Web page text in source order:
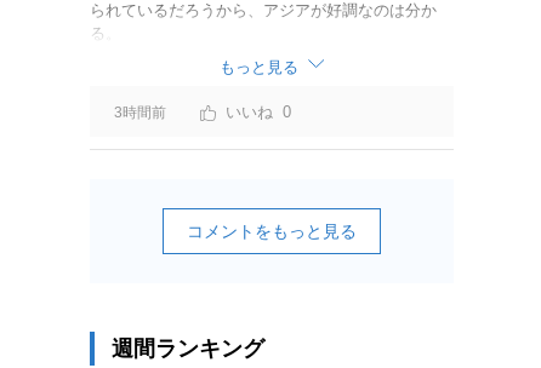
られているだろうから、アジアが好調なのは分か
る。
もっと見る
3時間前 0
コメントをもっと見る
週間ランキング